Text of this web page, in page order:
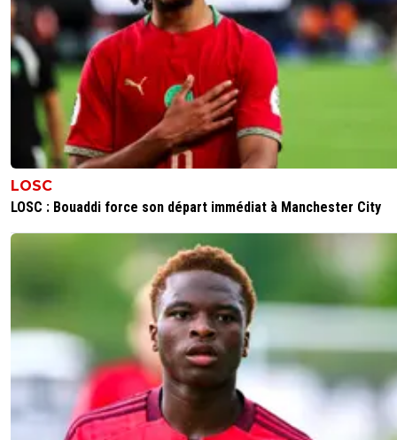
Hormis Nice, comme chaque fois ( je deviens presque
avec eux a présent ), cette semaine est a la mi-temps
Avec la Victoire de l OM contre les Hollandais, les
contre les Espagnols et le nul magnifique de Monaco
les Anglais
Aujourd'hui Lille a assuré en Italie et Strasbourg puis
maitrise donc que cela continue
PARFAIT
02 octobre 2025 à 23:09
Bravo les mecs,bien joué!!!
Répondre
greg-roi 02 octobre 2025 à 23:54 +283
Salut Doug,
Strasbourg, Monaco et surtout Lille ont + souffert
Une semaine presque parfaite en Europe NON ?
NOTRE 5eme place est importante
LOSC
LOSC : Bouaddi force son départ immédiat à Manchester City